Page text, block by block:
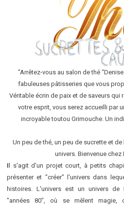
"Arrêtez-vous au salon de thé
fabuleuses pâtisseries que vous
Véritable écrin de paix et de saveurs qui
votre esprit, vous serez accueilli par
incroyable toutou Grimouche. Un
Un peu de thé, un peu de sucrette et
univers. Bienvenue chez
I l s'agit d'un projet court, à petits
présenter et "créer" l'univers dans
histoires. L'univers est un univers de
"années 80", où se mêlent magie,